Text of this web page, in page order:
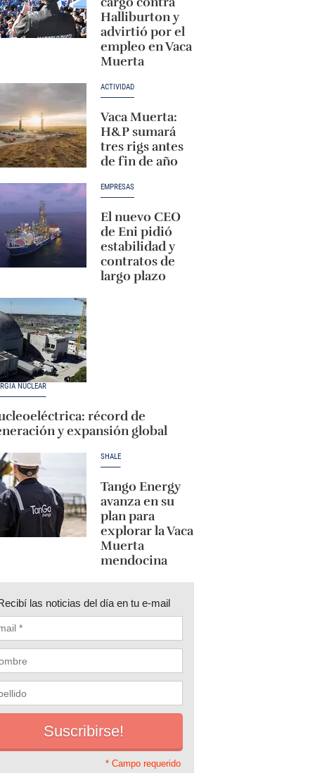
Halliburton y
advirtió por el
empleo en Vaca
Muerta
ACTIVIDAD
Vaca Muerta:
H&P sumará
tres rigs antes
de fin de año
EMPRESAS
El nuevo CEO
de Eni pidió
estabilidad y
contratos de
largo plazo
NUCLEAR
récord de
y expansión global
SHALE
Tango Energy
avanza en su
plan para
explorar la Vaca
Muerta
mendocina
las noticias del día en tu e-mail
* Campo requerido